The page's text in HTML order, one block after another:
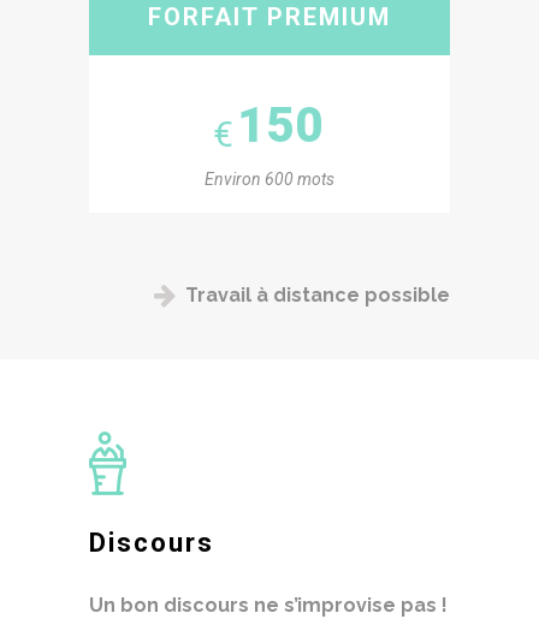
FORFAIT PREMIUM
€ 150
Environ 600 mots
Travail à distance possible
Discours
Un bon discours ne s’improvise pas !